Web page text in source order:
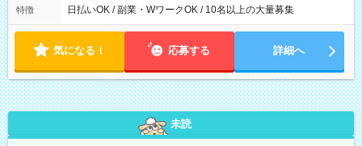
特徴 日払いOK / 副業・WワークOK / 10名以上の大量募集
気になる！ 応募する 詳細へ
未読